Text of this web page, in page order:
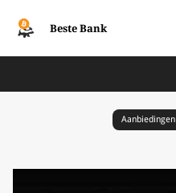
Beste Bank
Aanbiedingen